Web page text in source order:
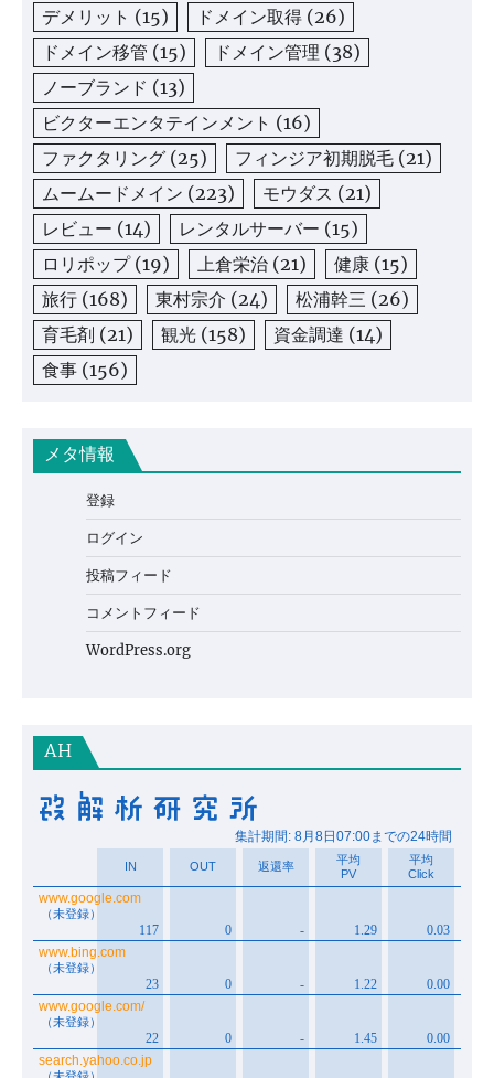
デメリット (15) ドメイン取得 (26)
ドメイン移管 (15) ドメイン管理 (38)
ノーブランド (13)
ビクターエンタテインメント (16)
ファクタリング (25) フィンジア初期脱毛 (21)
ムームードメイン (223) モウダス (21)
レビュー (14) レンタルサーバー (15)
ロリポップ(19) 上倉栄治 (21) 健康 (15)
旅行 (168) 東村宗介 (24) 松浦幹三 (26)
育毛剤 (21) 観光 (158) 資金調達 (14)
食事 (156)
メタ情報
登録
ログイン
投稿フィード
コメントフィード
WordPress.org
AH